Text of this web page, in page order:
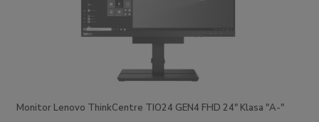
Monitor Lenovo ThinkCentre TIO24 GEN4 FHD 24" Klasa "A-"